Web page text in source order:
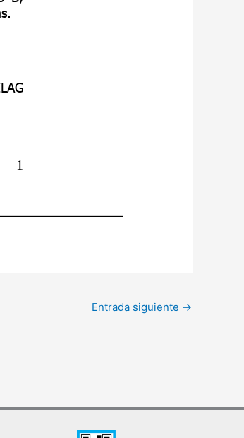
Entrada siguiente →